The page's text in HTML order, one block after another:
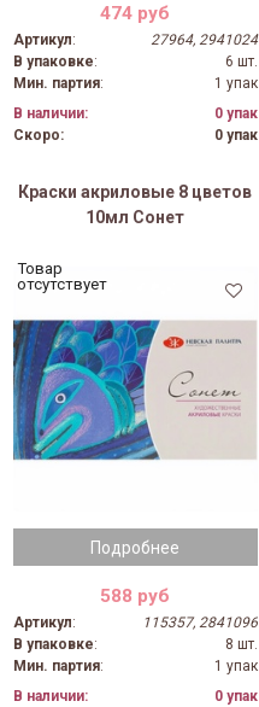
474 руб
Артикул:
27964, 2941024
В упаковке:
6 шт.
Мин. партия:
1 упак
В наличии:
0 упак
Скоро:
0 упак
Краски акриловые 8 цветов
10мл Сонет
Подробнее
Товар
отсутствует
588 руб
Артикул:
115357, 2841096
В упаковке:
8 шт.
Мин. партия:
1 упак
В наличии:
0 упак